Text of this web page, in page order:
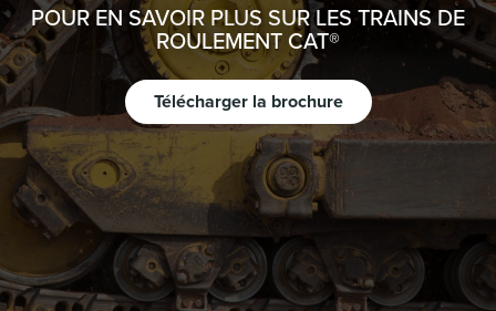
POUR EN SAVOIR PLUS SUR LES TRAINS DE
ROULEMENT CAT®
Télécharger la brochure